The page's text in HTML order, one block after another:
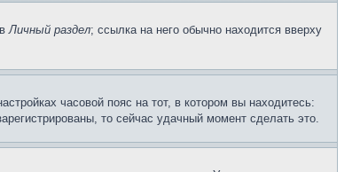
вЛичный раздел; ссылка на него обычно находится вверху
часовой пояс на тот, в котором вы находитесь:
то сейчас удачный момент сделать это.